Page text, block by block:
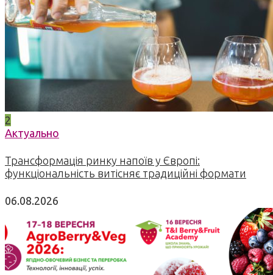
2
Актуально
Трансформація ринку напоїв у Європі:
функціональність витісняє традиційні формати
06.08.2026